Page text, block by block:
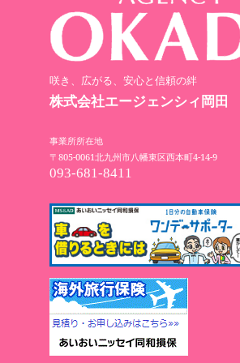
咲き、広がる、安心と信頼の絆
株式会社エージェンシィ岡田
事業所所在地
〒805-0061北九州市八幡東区西本町4-14-9
093-681-8411